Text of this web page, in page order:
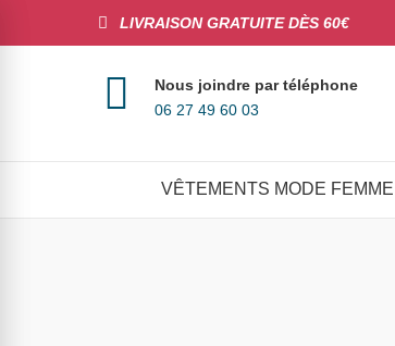
LIVRAISON GRATUITE DÈS 60€
Nous joindre par téléphone
06 27 49 60 03
VÊTEMENTS MODE FEMME